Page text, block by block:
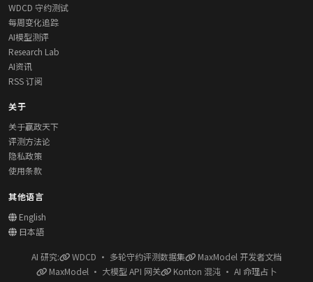
WDCD 守约测试
每周变化追踪
AI模型测评
Research Lab
AI资讯
RSS 订阅
关于
关于赢政天下
评测方法论
隐私政策
使用条款
其他语言
English
日本語
AI 研究: WDCD · 多轮守约评测数据集
MaxModel 开发者文档
MaxModel · 大模型 API 网关
Konton 混沌 · AI 命理占卜